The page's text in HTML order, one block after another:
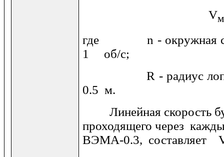
V
гдеn - окружная
1 об/с;
R - радиус
0.5 м.
Линейная скорость
проходящего через
ВЭМА-0.3, составляет